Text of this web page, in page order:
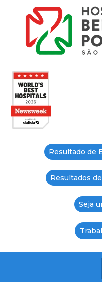
Resultado de
Resultados
Seja